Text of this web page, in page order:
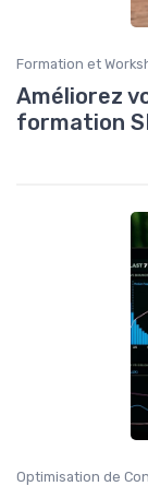
Formation et
Améliorez
formation
Optimisation de